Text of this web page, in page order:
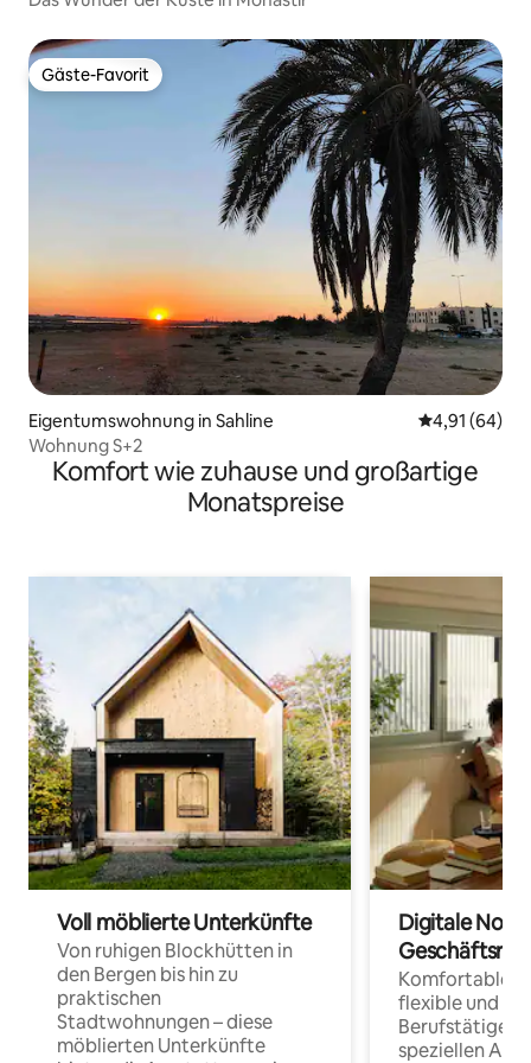
Gäste-Favorit
Gäste-Favorit
Eigentumswohnung in Sahline
4,91 (64)
Wohnung S+2
Komfort wie zuhause und großartige
Monatspreise
Voll möblierte Unterkünfte
Von ruhigen Blockhütten in
den Bergen bis hin zu
praktischen
Stadtwohnungen – diese
möblierten Unterkünfte
Digitale
Komfortable
flexible und
Berufstätige
speziellen